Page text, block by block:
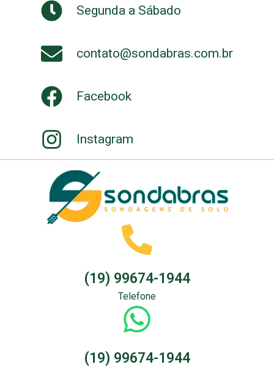
Segunda a Sábado
contato@sondabras.com.br
Facebook
Instagram
(19) 99674-1944
Telefone
(19) 99674-1944